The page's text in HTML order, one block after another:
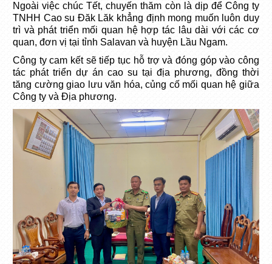
Ngoài việc chúc Tết, chuyến thăm còn là dịp để Công ty
TNHH Cao su Đăk Lăk khẳng định mong muốn luôn duy
trì và phát triển mối quan hệ hợp tác lâu dài với các cơ
quan, đơn vị tại tỉnh Salavan và huyện Lầu Ngam.
Công ty cam kết sẽ tiếp tục hỗ trợ và đóng góp vào công
tác phát triển dự án cao su tại địa phương, đồng thời
tăng cường giao lưu văn hóa, củng cố mối quan hệ giữa
Công ty và Địa phương.